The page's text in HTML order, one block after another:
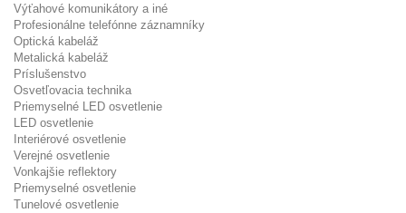
Výťahové komunikátory a iné
Profesionálne telefónne záznamníky
Optická kabeláž
Metalická kabeláž
Príslušenstvo
Osvetľovacia technika
Priemyselné LED osvetlenie
LED osvetlenie
Interiérové osvetlenie
Verejné osvetlenie
Vonkajšie reflektory
Priemyselné osvetlenie
Tunelové osvetlenie